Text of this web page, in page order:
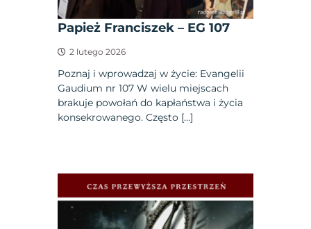
Papież Franciszek – EG 107
2 lutego 2026
Poznaj i wprowadzaj w życie: Evangelii
Gaudium nr 107 W wielu miejscach
brakuje powołań do kapłaństwa i życia
konsekrowanego. Często […]